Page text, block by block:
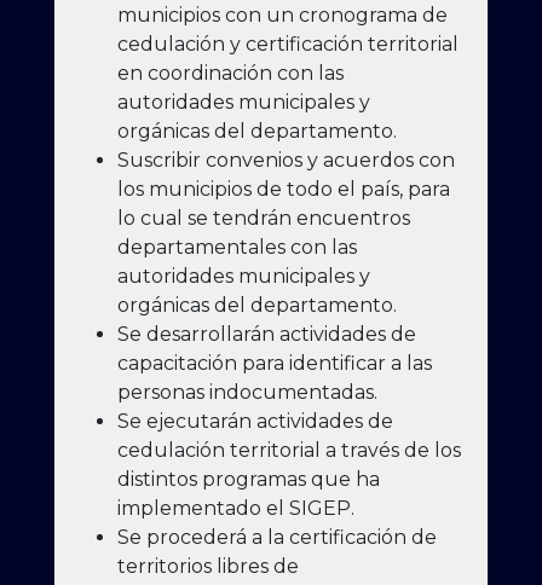
municipios con un cronograma de
cedulación y certificación territorial
en coordinación con las
autoridades municipales y
orgánicas del departamento.
Suscribir convenios y acuerdos con
los municipios de todo el país, para
lo cual se tendrán encuentros
departamentales con las
autoridades municipales y
orgánicas del departamento.
Se desarrollarán actividades de
capacitación para identificar a las
personas indocumentadas.
Se ejecutarán actividades de
cedulación territorial a través de los
distintos programas que ha
implementado el SIGEP.
Se procederá a la certificación de
territorios libres de